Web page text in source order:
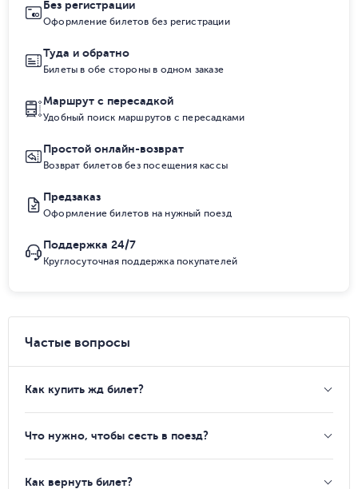
Без регистрации
Оформление билетов без регистрации
Туда и обратно
Билеты в обе стороны в одном заказе
Маршрут с пересадкой
Удобный поиск маршрутов с пересадками
Простой онлайн-возврат
Возврат билетов без посещения кассы
Предзаказ
Оформление билетов на нужный поезд
Поддержка 24/7
Круглосуточная поддержка покупателей
Частые вопросы
Как купить жд билет?
Что нужно, чтобы сесть в поезд?
Как вернуть билет?